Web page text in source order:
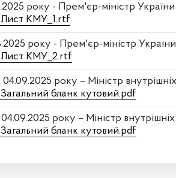
року - Прем'єр-міністр
Лист КМУ_1.rtf
року - Прем'єр-міністр
Лист КМУ_2.rtf
року – Міністр
бланк кутовий.pdf
року – Міністр
бланк кутовий.pdf